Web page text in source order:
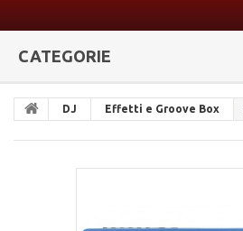
CATEGORIE
DJ Effetti e Groove Box